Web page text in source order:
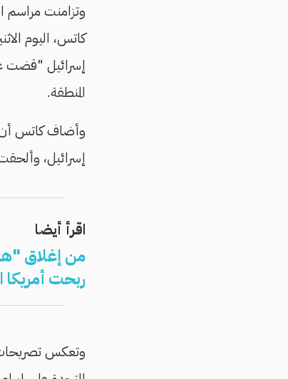
وتزامنت مراسم
كاتس، اليوم
إسرائيل "قضت
المنطقة.
وأضاف كاتس أن
إسرائيل، وألحقت
اقرأ أيضا
من إغلاق
ربحت أمريكا
وتعكس تصريحات